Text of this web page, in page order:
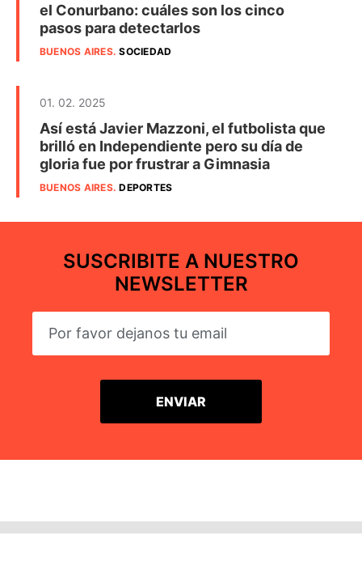
el Conurbano: cuáles son los cinco
pasos para detectarlos
BUENOS AIRES.SOCIEDAD
01. 02. 2025
Así está Javier Mazzoni, el futbolista que
brilló en Independiente pero su día de
gloria fue por frustrar a Gimnasia
BUENOS AIRES.DEPORTES
SUSCRIBITE A NUESTRO
NEWSLETTER